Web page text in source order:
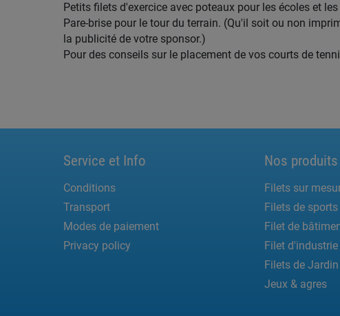
Petits filets d'exercice avec poteaux pour les écoles et
Pare-brise pour le tour du terrain. (Qu'il soit ou non
la publicité de votre sponsor.)
Pour des conseils sur le placement de vos courts de
Service et Info
Conditions
Transport
Modes de paiement
Privacy policy
Nos produits
Filets sur
Filets de sports
Filet de
Filet d'industrie
Filets de
Jeux & agres